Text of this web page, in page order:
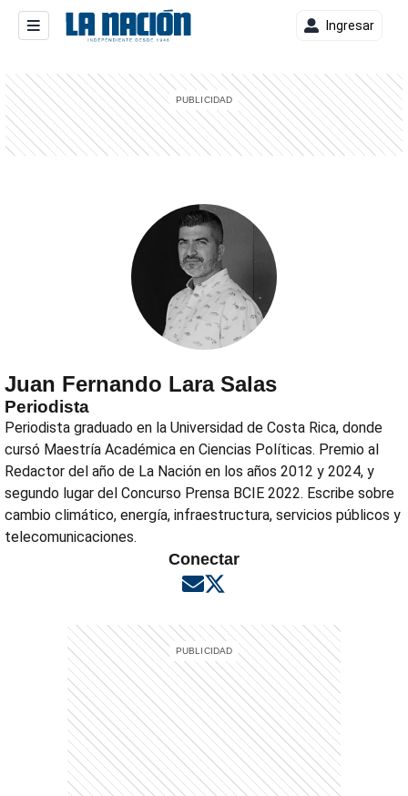
Ingresar
Juan Fernando Lara Salas
Periodista
Periodista graduado en la Universidad de Costa Rica, donde
cursó Maestría Académica en Ciencias Políticas. Premio al
Redactor del año de La Nación en los años 2012 y 2024, y
segundo lugar del Concurso Prensa BCIE 2022. Escribe sobre
cambio climático, energía, infraestructura, servicios públicos y
telecomunicaciones.
Conectar
Opens in new window